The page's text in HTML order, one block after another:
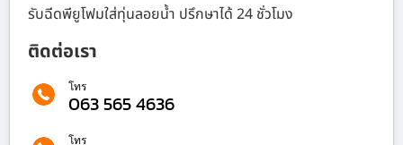
รับฉีดพียูโฟมใส่ทุ่นลอยน้ำ ปรึกษาได้ 24 ชั่วโมง
ติดต่อเรา
โทร
063 565 4636
โทร